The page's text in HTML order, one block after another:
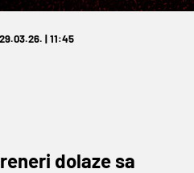
| 11:45
dolaze sa